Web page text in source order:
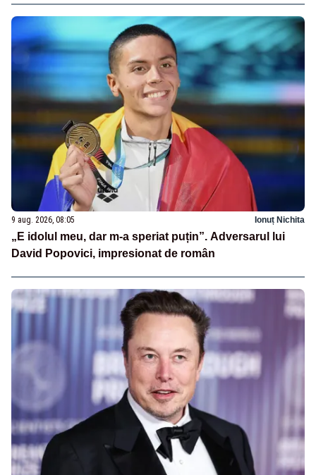
9 aug. 2026, 08:05 Ionuț Nichita
„E idolul meu, dar m-a speriat puțin”. Adversarul lui
David Popovici, impresionat de român